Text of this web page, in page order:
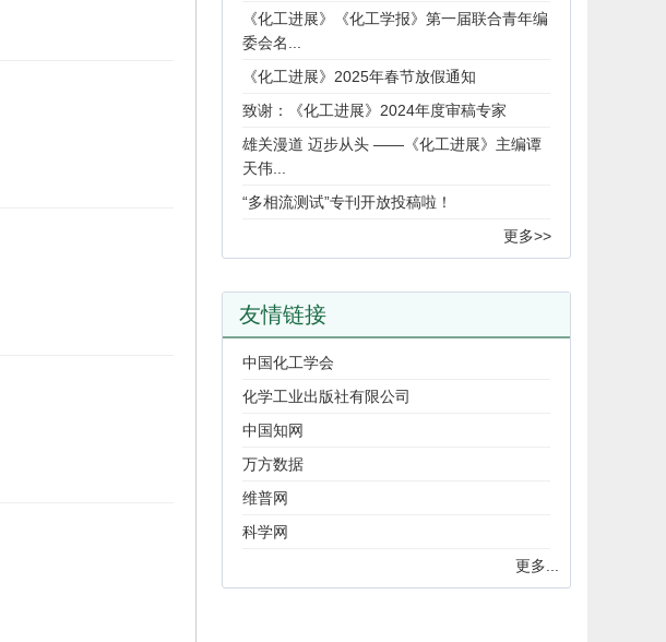
《化工进展》《化工学报》第一届联合青年编
委会名...
《化工进展》2025年春节放假通知
致谢：《化工进展》2024年度审稿专家
雄关漫道 迈步从头 ——《化工进展》主编谭
天伟...
“多相流测试”专刊开放投稿啦！
更多>>
友情链接
中国化工学会
化学工业出版社有限公司
中国知网
万方数据
维普网
科学网
更多...